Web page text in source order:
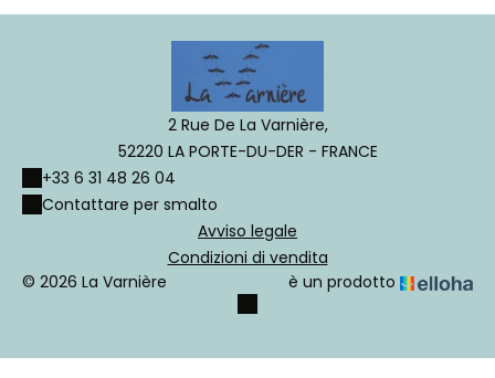
2 Rue De La Varnière,
52220 LA PORTE-DU-DER - FRANCE
+33 6 31 48 26 04
Contattare per smalto
Avviso legale
Condizioni di vendita
© 2026 La Varnière
è un prodotto